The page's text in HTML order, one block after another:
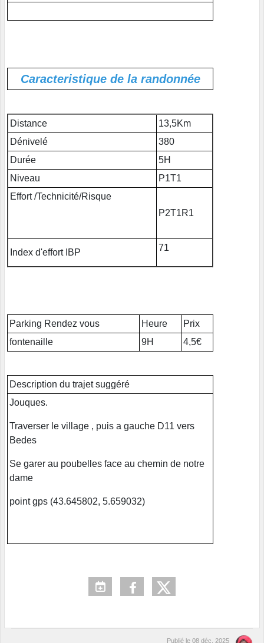
Caracteristique de la randonnée
Distance
13,5Km
Dénivelé
380
Durée
5H
Niveau
P1T1
Effort /Technicité/Risque
P2T1R1
Index d'effort IBP 71
Parking Rendez vous Heure
Prix
fontenaille
9H 4,5€
Description du trajet suggéré
Jouques.
Traverser le village , puis a gauche D11 vers
Bedes
Se garer au poubelles face au chemin de notre
dame
point gps (43.645802, 5.659032)
Publié le 08 déc. 2025